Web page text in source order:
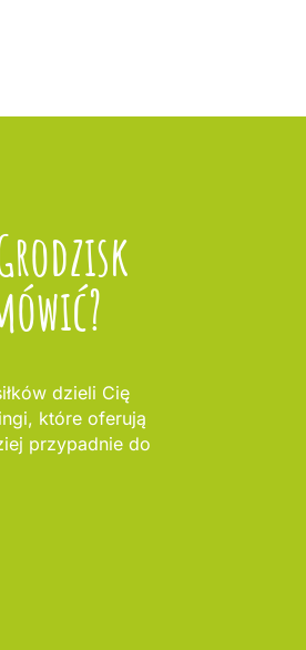
dzieli Cię
które oferują
przypadnie do